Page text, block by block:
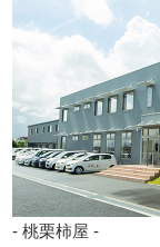
- 桃栗柿屋 -